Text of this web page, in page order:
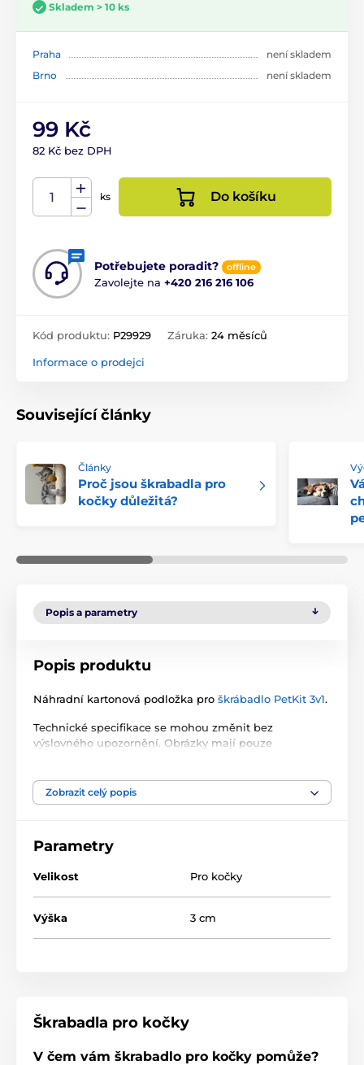
Skladem > 10 ks
Praha
není skladem
Brno
není skladem
99 Kč
82 Kč bez DPH
ks Do košíku
Potřebujete poradit? offline
Zavolejte na +420 216 216 106
Kód produktu: P29929 Záruka: 24 měsíců
Informace o prodejci
Související články
Články
Proč jsou škrabadla pro
kočky důležitá?
Popis a parametry
Popis produktu
Náhradní kartonová podložka pro škrábadlo PetKit 3v1.
Technické specifikace se mohou změnit bez
výslovného upozornění. Obrázky mají pouze
Pro kočky
Škrabadla pro kočky Malá do 100 cm
Zobrazit celý popis
Parametry
Velikost Pro kočky
Výška 3 cm
Škrabadla pro kočky
V čem vám škrabadlo pro kočky pomůže?